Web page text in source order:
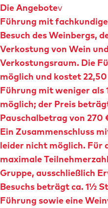
Die Angebotev
Führung mit
Besuch des Weinbergs,
Verkostung von Wein
Verkostungsraum. Die
möglich und kostet
Führung mit weniger als
möglich; der Preis
Pauschalbetrag von 270
Ein Zusammenschluss
leider nicht möglich. Für
maximale
Gruppe, ausschließlich
Besuchs beträgt ca. 1½
Führung sowie eine